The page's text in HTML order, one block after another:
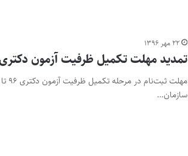
۲۲ مهر ۱۳۹۶
تمدید مهلت تکمیل ظرفیت آزمون دکتری
سازمان…